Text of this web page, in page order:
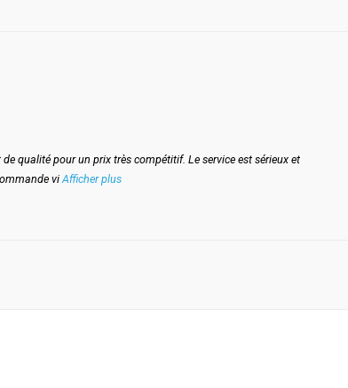
qualité pour un prix très compétitif. Le service est sérieux et
viAfficher plus